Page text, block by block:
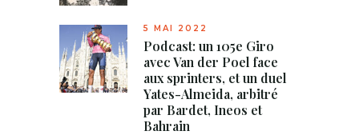
5 MAI 2022
Podcast: un 105e Giro
avec Van der Poel face
aux sprinters, et un duel
Yates-Almeida, arbitré
par Bardet, Ineos et
Bahrain